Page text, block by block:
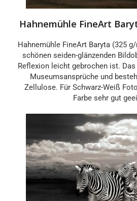
Hahnemühle FineArt
Hahnemühle FineArt Baryta (325
schönen seiden-glänzenden
Reflexion leicht gebrochen ist.
Museumsansprüche und
Zellulose. Für Schwarz-Weiß
Farbe sehr gut